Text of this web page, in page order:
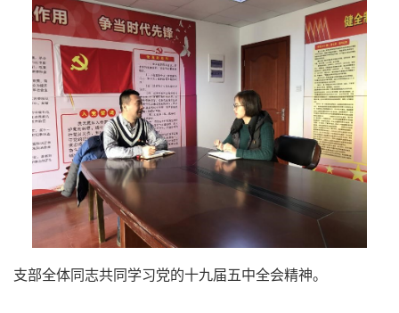
支部全体同志共同学习党的十九届五中全会精神。